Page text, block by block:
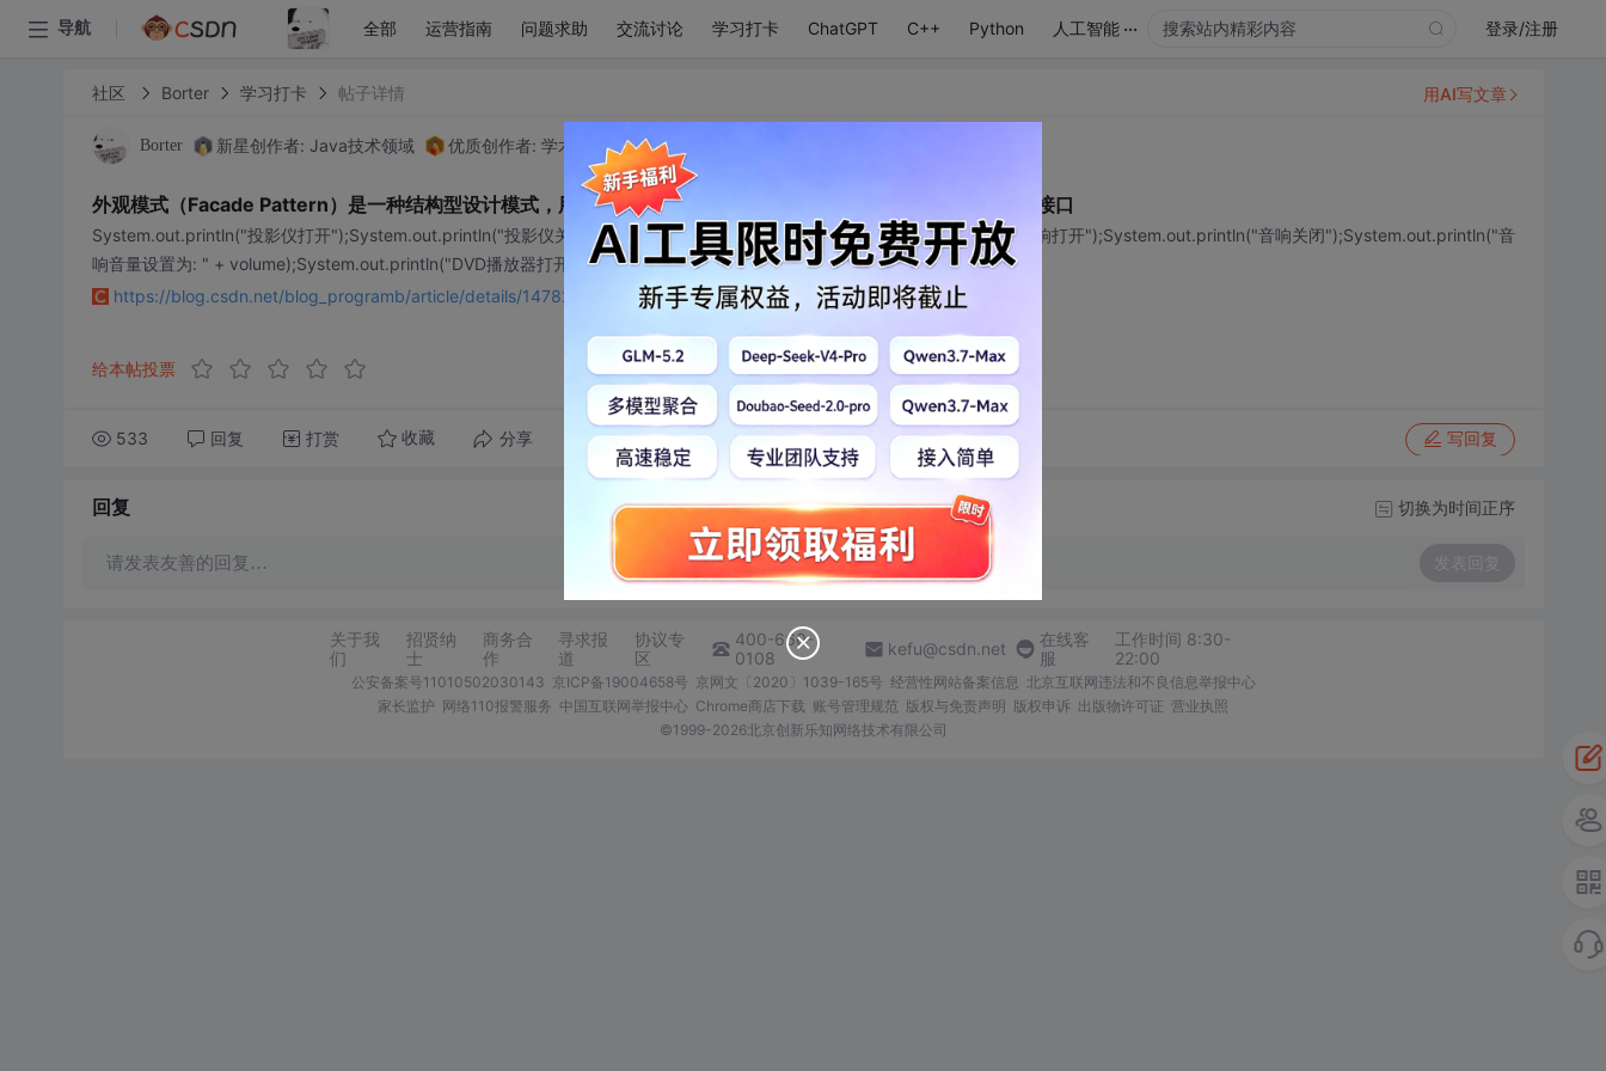
导航 全部 运营指南 问题求助 交流讨论 学习打卡 ChatGPT C++ Python 人工智能 ... 登录/注册
社区 Borter 学习打卡 帖子详情
Borter 新星创作者: Java技术领域 优质创作者: 学术研究与理论基础技术领域
外观模式（Facade Pattern）是一种结构型设计模式，用于提供一个统一的高层接口，用来访问子系统中的一群接口
System.out.println("投影仪打开");System.out.println("投影仪关闭");System.out.println("投影仪聚焦");System.out.println("音响打开");System.out.println("音响关闭");System.out.println("音
响音量设置为: " + volume);System.out.println("DVD播放器打开");System.out.println("DVD播放器关闭");
https://blog.csdn.net/blog_programb/article/details/147822017?utm_source=bbs_include
给本帖投票
533 回复 打赏 收藏 分享 转发到动态 举报 写回复
用AI写文章
回复 切换为时间正序
请发表友善的回复… 发表回复
关于我
们
招贤纳
士
商务合
作
寻求报
道
协议专
区
400-660-
0108
kefu@csdn.net
在线客
服
工作时间 8:30-
22:00
公安备案号11010502030143 京ICP备19004658号 京网文〔2020〕1039-165号 经营性网站备案信息 北京互联网违法和不良信息举报中心
家长监护 网络110报警服务 中国互联网举报中心 Chrome商店下载 账号管理规范 版权与免责声明 版权申诉 出版物许可证 营业执照
©1999-2026北京创新乐知网络技术有限公司